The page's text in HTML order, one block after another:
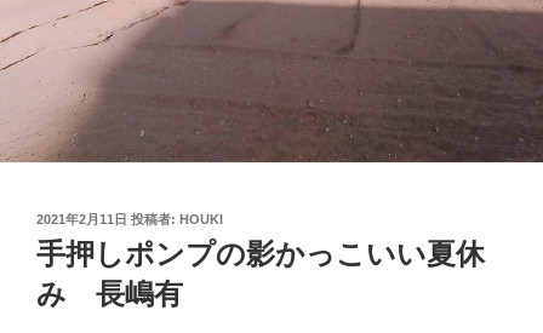
投
稿
日:
2021年2月11日 投稿者: HOUKI
手押しポンプの影かっこいい夏休
み 長嶋有